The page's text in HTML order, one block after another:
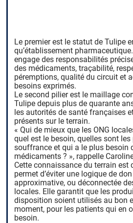
Le premier est le statut de Tulipe
qu’établissement
engage des responsabilités
des médicaments, traçabilité,
péremptions, qualité du circuit et
besoins exprimés.
Le second pilier est le maillage
Tulipe depuis plus de quarante
les autorités de santé françaises
présents sur le terrain.
« Qui de mieux que les ONG
quel est le besoin, quelles sont
souffrance et qui a le plus besoin
médicaments ? », rappelle
Cette connaissance du terrain est
permet d’éviter une logique de don
approximative, ou déconnectée
locales. Elle garantit que les
disposition soient utilisés au bon
moment, pour les patients qui en
besoin.